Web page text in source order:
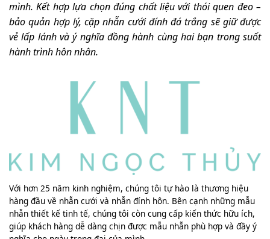
mình. Kết hợp lựa chọn đúng chất liệu với thói quen đeo –
bảo quản hợp lý, cặp nhẫn cưới đính đá trắng sẽ giữ được
vẻ lấp lánh và ý nghĩa đồng hành cùng hai bạn trong suốt
hành trình hôn nhân.
Với hơn 25 năm kinh nghiệm, chúng tôi tự hào là thương hiệu
hàng đầu về nhẫn cưới và nhẫn đính hôn. Bên cạnh những mẫu
nhẫn thiết kế tinh tế, chúng tôi còn cung cấp kiến thức hữu ích,
giúp khách hàng dễ dàng chịn được mẫu nhẫn phù hợp và đầy ý